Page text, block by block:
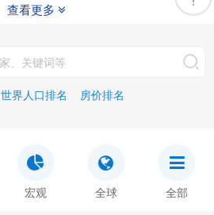
查看更多
世界人口排名 房价排名
宏观 全球 全部